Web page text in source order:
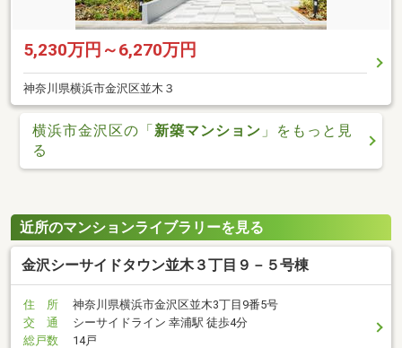
5,230万円～6,270万円
神奈川県横浜市金沢区並木３
横浜市金沢区の「新築マンション 」をもっと見
る
近所のマンションライブラリーを見る
金沢シーサイドタウン並木３丁目９－５号棟
住 所
神奈川県横浜市金沢区並木3丁目9番5号
交 通
シーサイドライン 幸浦駅 徒歩4分
総戸数
14戸